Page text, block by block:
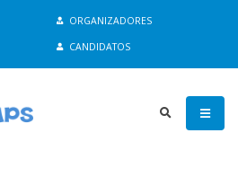
y de terceros para analizar su
más personalizado acorde a sus
ORGANIZADORES
CANDIDATOS